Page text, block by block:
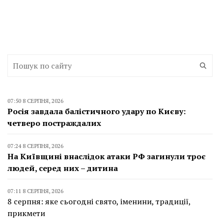
07:50 8 СЕРПНЯ, 2026
Росія завдала балістичного удару по Києву:
четверо постраждалих
07:24 8 СЕРПНЯ, 2026
На Київщині внаслідок атаки РФ загинули троє
людей, серед них – дитина
07:11 8 СЕРПНЯ, 2026
8 серпня: яке сьогодні свято, іменини, традиції,
прикмети